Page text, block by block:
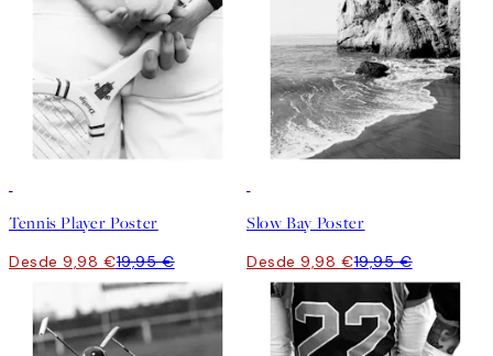
Tennis Player Poster
Desde 9,98 €19,95 €
Slow Bay Poster
Desde 9,98 €19,95 €